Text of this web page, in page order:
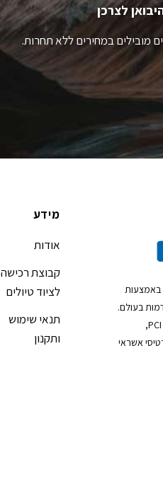
לצרכן
מובילים במחירים ללא תחרות.
באמצעות
אשראי
מידע
אודות
קבוצת רכישה
לציוד טיולים
תנאי שימוש
ותקנון